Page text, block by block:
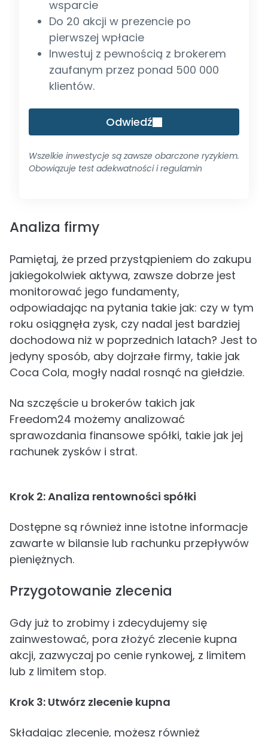
wsparcie
Do 20 akcji w prezencie po
pierwszej wpłacie
Inwestuj z pewnością z brokerem
zaufanym przez ponad 500 000
klientów.
Odwiedź
Wszelkie inwestycje są zawsze obarczone ryzykiem.
Obowiązuje test adekwatności i regulamin
Analiza firmy
Pamiętaj, że przed przystąpieniem do zakupu
jakiegokolwiek aktywa, zawsze dobrze jest
monitorować jego fundamenty,
odpowiadając na pytania takie jak: czy w tym
roku osiągnęła zysk, czy nadal jest bardziej
dochodowa niż w poprzednich latach? Jest to
jedyny sposób, aby dojrzałe firmy, takie jak
Coca Cola, mogły nadal rosnąć na giełdzie.
Na szczęście u brokerów takich jak
Freedom24 możemy analizować
sprawozdania finansowe spółki, takie jak jej
rachunek zysków i strat.
Krok 2: Analiza rentowności spółki
Dostępne są również inne istotne informacje
zawarte w bilansie lub rachunku przepływów
pieniężnych.
Przygotowanie zlecenia
Gdy już to zrobimy i zdecydujemy się
zainwestować, pora złożyć zlecenie kupna
akcji, zazwyczaj po cenie rynkowej, z limitem
lub z limitem stop.
Krok 3: Utwórz zlecenie kupna
Składając zlecenie, możesz również